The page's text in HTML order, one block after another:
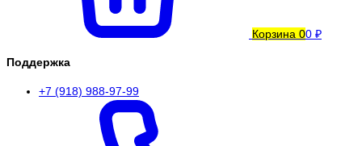
Корзина 00 ₽
Поддержка
+7 (918) 988-97-99